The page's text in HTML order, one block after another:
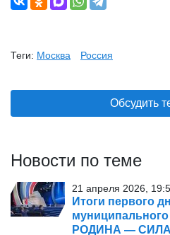
Теги: Москва Россия
Обсудить
Новости по теме
21 апреля 2026,
Итоги первого
РОДИНА —